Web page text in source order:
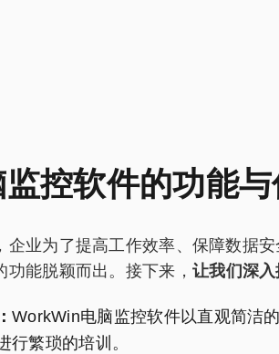
控软件的功能
企业为了提高工作效率、保障数据
能脱颖而出。接下来， 让我们深
WorkWin电脑监控软件以直观简洁
行繁琐的培训。